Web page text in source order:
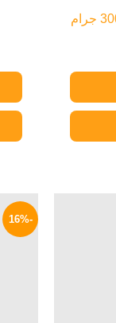
-16%